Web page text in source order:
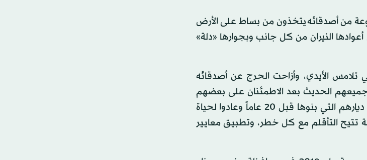
من أصدقائه يتخذون من بساط على الأرض
النيران من كل جانب وبجوارها «دلة»
الأيدي، وأزاحت الحرج عن أصدقائه
الحديث بعد الاطمئنان على بعضهم
لتذكر إرث يصفونه بـ«المنجي» لهم في «زمن كورونا» احترازاً من وصوله، ودعوا ديارهم التي بنوها قبل 20 عاماً وعادوا لحياة
تتيح التأقلم مع كل خطر، وتطبيق معايير